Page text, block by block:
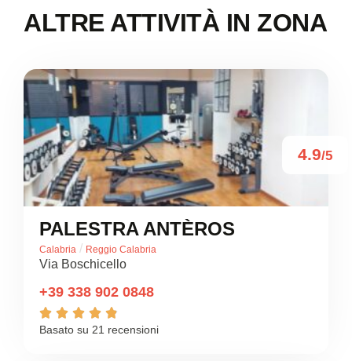
ALTRE ATTIVITÀ IN ZONA
4.9/5
PALESTRA ANTÈROS
Calabria / Reggio Calabria
Via Boschicello
+39 338 902 0848
    
Basato su 21 recensioni